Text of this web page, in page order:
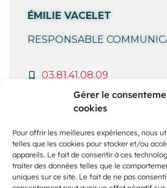
Gérer le
cookies
Pour offrir les meilleures expériences, nous
telles que les cookies pour stocker et/ou
appareils. Le fait de consentir à ces
traiter des données telles que le
uniques sur ce site. Le fait de ne pas
ÉMILIE VACELET
RESPONSABLE
03.81.41.08.09
VISUEL PAYSAGE_FC26